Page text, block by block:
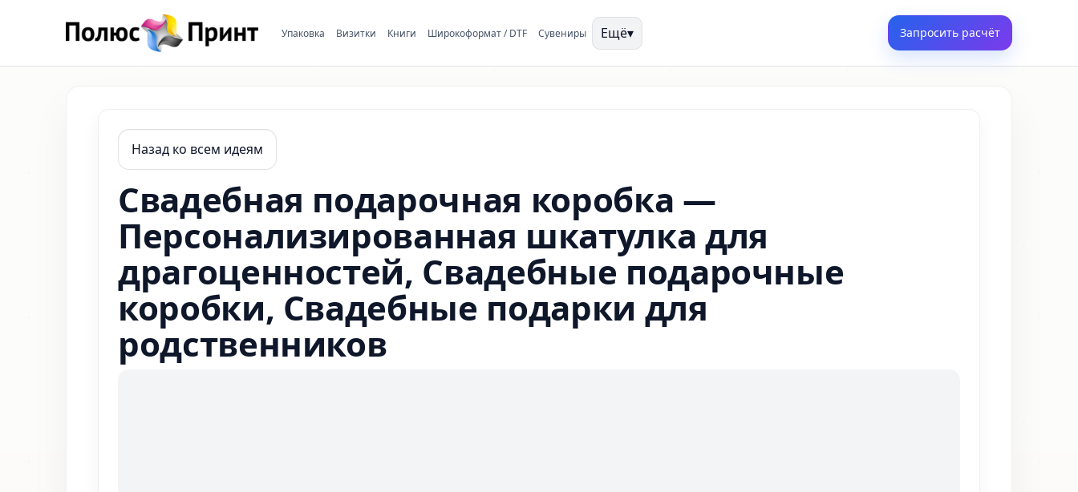
Упаковка Визитки Книги Широкоформат / DTF Сувениры Ещё▾ Запросить расчёт
Назад ко всем идеям
Свадебная подарочная коробка —
Персонализированная шкатулка для
драгоценностей, Свадебные подарочные
коробки, Свадебные подарки для
родственников